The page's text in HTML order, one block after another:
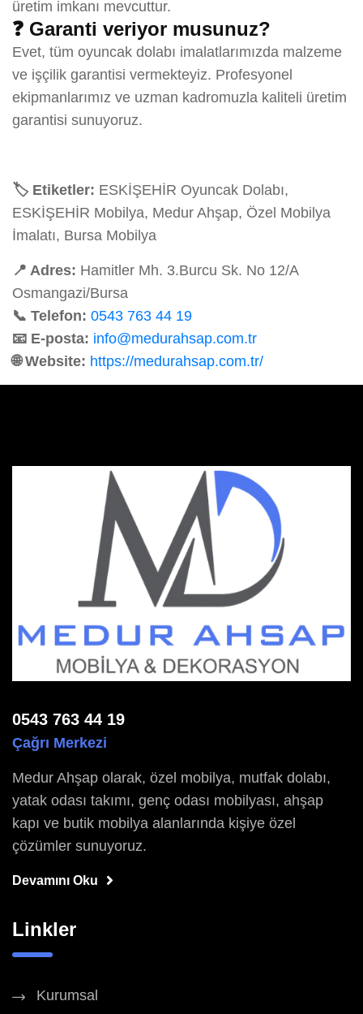
üretim imkanı mevcuttur.
❓ Garanti veriyor musunuz?
Evet, tüm oyuncak dolabı imalatlarımızda malzeme
ve işçilik garantisi vermekteyiz. Profesyonel
ekipmanlarımız ve uzman kadromuzla kaliteli üretim
garantisi sunuyoruz.
🏷️ Etiketler: ESKİŞEHİR Oyuncak Dolabı,
ESKİŞEHİR Mobilya, Medur Ahşap, Özel Mobilya
İmalatı, Bursa Mobilya
📍 Adres: Hamitler Mh. 3.Burcu Sk. No 12/A
Osmangazi/Bursa
📞 Telefon: 0543 763 44 19
📧 E-posta: info@medurahsap.com.tr
🌐 Website: https://medurahsap.com.tr/
0543 763 44 19
Çağrı Merkezi
Medur Ahşap olarak, özel mobilya, mutfak dolabı,
yatak odası takımı, genç odası mobilyası, ahşap
kapı ve butik mobilya alanlarında kişiye özel
çözümler sunuyoruz.
Devamını Oku
Linkler
Kurumsal